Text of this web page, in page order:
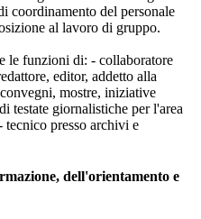
coordinamento del personale
al lavoro di gruppo.
le funzioni di: - collaboratore
editor, addetto alla
mostre, iniziative
testate giornalistiche per l'area
presso archivi e
dell'orientamento e